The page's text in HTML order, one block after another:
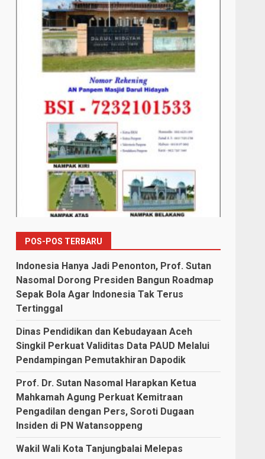
POS-POS TERBARU
Indonesia Hanya Jadi Penonton, Prof. Sutan
Nasomal Dorong Presiden Bangun Roadmap
Sepak Bola Agar Indonesia Tak Terus
Tertinggal
Dinas Pendidikan dan Kebudayaan Aceh
Singkil Perkuat Validitas Data PAUD Melalui
Pendampingan Pemutakhiran Dapodik
Prof. Dr. Sutan Nasomal Harapkan Ketua
Mahkamah Agung Perkuat Kemitraan
Pengadilan dengan Pers, Soroti Dugaan
Insiden di PN Watansoppeng
Wakil Wali Kota Tanjungbalai Melepas